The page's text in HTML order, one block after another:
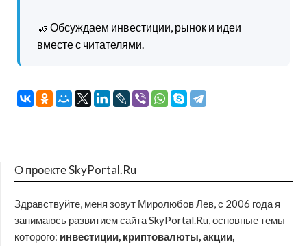
🤝 Обсуждаем инвестиции, рынок и идеи
вместе с читателями.
О проекте SkyPortal.Ru
Здравствуйте, меня зовут Миролюбов Лев, с 2006 года я
занимаюсь развитием сайта SkyPortal.Ru, основные темы
которого: инвестиции, криптовалюты, акции,